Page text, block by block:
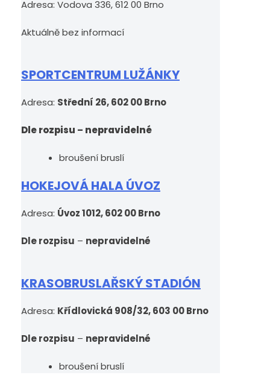
Adresa: Vodova 336, 612 00 Brno
Aktuálně bez informací
SPORTCENTRUM LUŽÁNKY
Adresa: Střední 26, 602 00 Brno
Dle rozpisu – nepravidelné
broušení bruslí
HOKEJOVÁ HALA ÚVOZ
Adresa: Úvoz 1012, 602 00 Brno
Dle rozpisu – nepravidelné
KRASOBRUSLAŘSKÝ STADIÓN
Adresa: Křídlovická 908/32, 603 00 Brno
Dle rozpisu – nepravidelné
broušení bruslí